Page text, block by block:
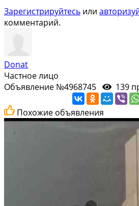
Зарегистрируйтесь или
комментарий.
Donat
Частное лицо
Объявление №4968745
139
Похожие объявления